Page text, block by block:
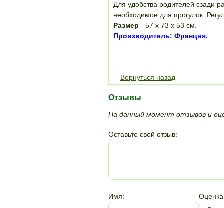
Для удобства родителей сзади
необходимое для прогулок.
Размер - 57 х 73 х 53 см.
Производитель: Франция.
Вернуться назад
Отзывы
На данный момент отзывов и
Оставьте свой отзыв:
Имя: